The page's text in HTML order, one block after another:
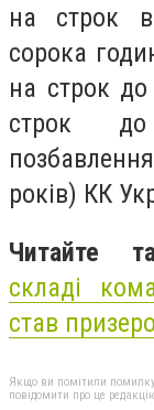
на строк
сорока
на строк
строк
років) КК
Читайте
складі
став
Якщо ви помітили помилку,
повідомити про це